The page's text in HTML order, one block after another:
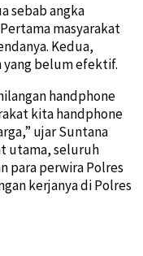
sebab angka
masyarakat
Kedua,
belum efektif.
handphone
kita handphone
ujar Suntana
utama, seluruh
para perwira Polres
kerjanya di Polres